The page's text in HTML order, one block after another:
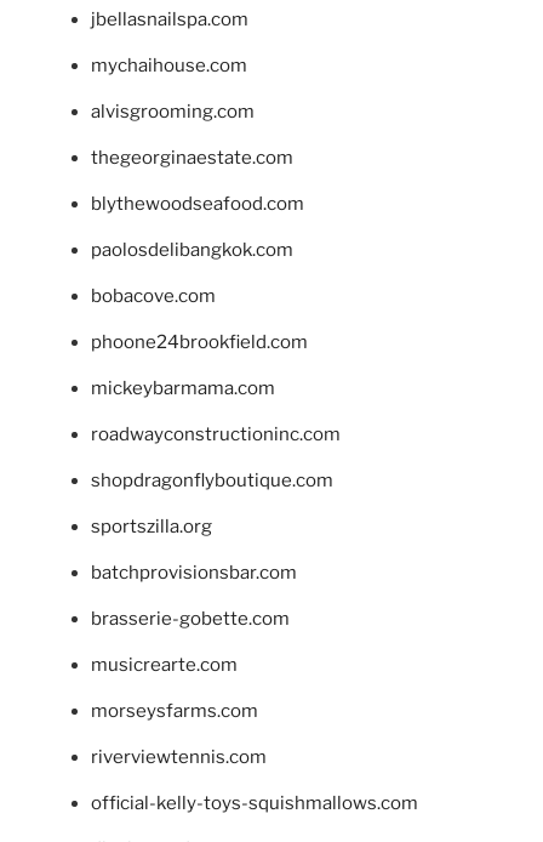
jbellasnailspa.com
mychaihouse.com
alvisgrooming.com
thegeorginaestate.com
blythewoodseafood.com
paolosdelibangkok.com
bobacove.com
phoone24brookfield.com
mickeybarmama.com
roadwayconstructioninc.com
shopdragonflyboutique.com
sportszilla.org
batchprovisionsbar.com
brasserie-gobette.com
musicrearte.com
morseysfarms.com
riverviewtennis.com
official-kelly-toys-squishmallows.com